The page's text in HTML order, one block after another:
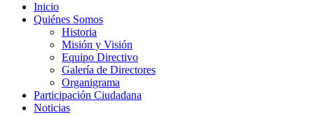
Inicio
Quiénes Somos
Historia
Misión y Visión
Equipo Directivo
Galería de Directores
Organigrama
Participación Ciudadana
Noticias